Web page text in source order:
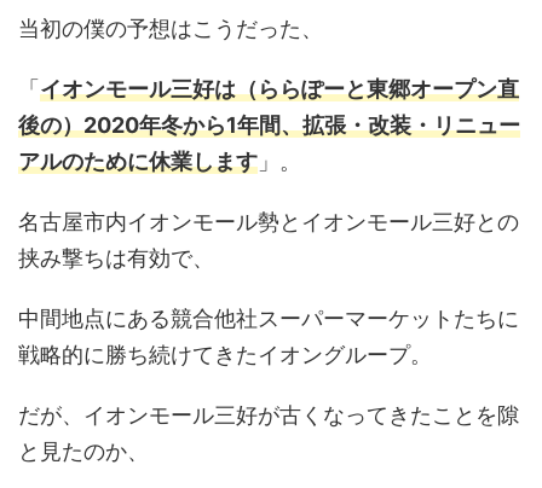
当初の僕の予想はこうだった、
「 イオンモール三好は（ららぽーと東郷オープン直
後の）2020年冬から1年間、拡張・改装・リニュー
アルのために休業します 」。
名古屋市内イオンモール勢とイオンモール三好との
挟み撃ちは有効で、
中間地点にある競合他社スーパーマーケットたちに
戦略的に勝ち続けてきたイオングループ。
だが、イオンモール三好が古くなってきたことを隙
と見たのか、